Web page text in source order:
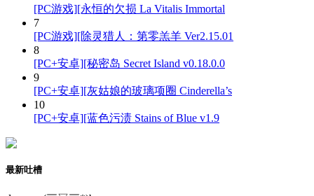
[PC游戏][永恒的欠损 La Vitalis Immortal
7
[PC游戏][除灵猎人：第零羔羊 Ver2.15.01
8
[PC+安卓][秘密岛 Secret Island v0.18.0.0
9
[PC+安卓][灰姑娘的玻璃项圈 Cinderella’s
10
[PC+安卓][蓝色污渍 Stains of Blue v1.9
最新吐槽